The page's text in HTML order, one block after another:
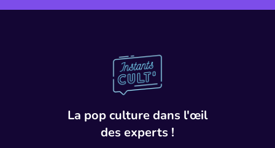
La pop culture dans l'œil
des experts !